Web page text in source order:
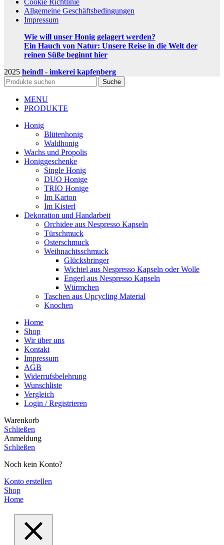
Allgemeine Geschäftsbedingungen
Impressum
Wie will unser Honig gelagert werden?
Ein Hauch von Natur: Unsere Reise in die Welt der
reinen Süße beginnt hier
2025 heindl - imkerei kapfenberg
Suche
MENU
PRODUKTE
Honig
Blütenhonig
Waldhonig
Wachs und Propolis
Honiggeschenke
Single Honig
DUO Honige
TRIO Honige
Im Karton
Im Kisterl
Dekoration und Handarbeit
Orchidee aus Nespresso Kapseln
Türschmuck
Osterschmuck
Weihnachtsschmuck
Glücksbringer
Wichtel aus Nespresso Kapseln oder Wolle
Engerl aus Nespresso Kapseln
Würmchen
Taschen aus Upcycling Material
Knochen
Home
Shop
Wir über uns
Kontakt
Impressum
AGB
Widerrufsbelehrung
Wunschliste
Vergleich
Login / Registrieren
Warenkorb
Schließen
Anmeldung
Schließen
Noch kein Konto?
Konto erstellen
Shop
Home